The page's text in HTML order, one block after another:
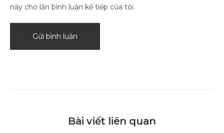
này cho lần bình luận kế tiếp của tôi.
Bài viết liên quan